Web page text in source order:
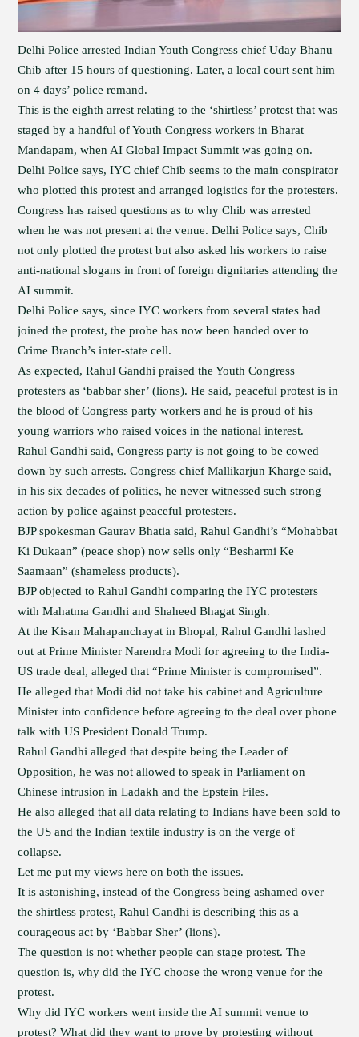
Delhi Police arrested Indian Youth Congress chief Uday Bhanu
Chib after 15 hours of questioning. Later, a local court sent him
on 4 days’ police remand.
This is the eighth arrest relating to the ‘shirtless’ protest that was
staged by a handful of Youth Congress workers in Bharat
Mandapam, when AI Global Impact Summit was going on.
Delhi Police says, IYC chief Chib seems to the main conspirator
who plotted this protest and arranged logistics for the protesters.
Congress has raised questions as to why Chib was arrested
when he was not present at the venue. Delhi Police says, Chib
not only plotted the protest but also asked his workers to raise
anti-national slogans in front of foreign dignitaries attending the
AI summit.
Delhi Police says, since IYC workers from several states had
joined the protest, the probe has now been handed over to
Crime Branch’s inter-state cell.
As expected, Rahul Gandhi praised the Youth Congress
protesters as ‘babbar sher’ (lions). He said, peaceful protest is in
the blood of Congress party workers and he is proud of his
young warriors who raised voices in the national interest.
Rahul Gandhi said, Congress party is not going to be cowed
down by such arrests. Congress chief Mallikarjun Kharge said,
in his six decades of politics, he never witnessed such strong
action by police against peaceful protesters.
BJP spokesman Gaurav Bhatia said, Rahul Gandhi’s “Mohabbat
Ki Dukaan” (peace shop) now sells only “Besharmi Ke
Saamaan” (shameless products).
BJP objected to Rahul Gandhi comparing the IYC protesters
with Mahatma Gandhi and Shaheed Bhagat Singh.
At the Kisan Mahapanchayat in Bhopal, Rahul Gandhi lashed
out at Prime Minister Narendra Modi for agreeing to the India-
US trade deal, alleged that “Prime Minister is compromised”.
He alleged that Modi did not take his cabinet and Agriculture
Minister into confidence before agreeing to the deal over phone
talk with US President Donald Trump.
Rahul Gandhi alleged that despite being the Leader of
Opposition, he was not allowed to speak in Parliament on
Chinese intrusion in Ladakh and the Epstein Files.
He also alleged that all data relating to Indians have been sold to
the US and the Indian textile industry is on the verge of
collapse.
Let me put my views here on both the issues.
It is astonishing, instead of the Congress being ashamed over
the shirtless protest, Rahul Gandhi is describing this as a
courageous act by ‘Babbar Sher’ (lions).
The question is not whether people can stage protest. The
question is, why did the IYC choose the wrong venue for the
protest.
Why did IYC workers went inside the AI summit venue to
protest? What did they want to prove by protesting without